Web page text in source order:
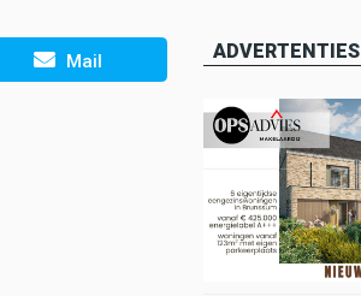
Mail ADVERTENTIES